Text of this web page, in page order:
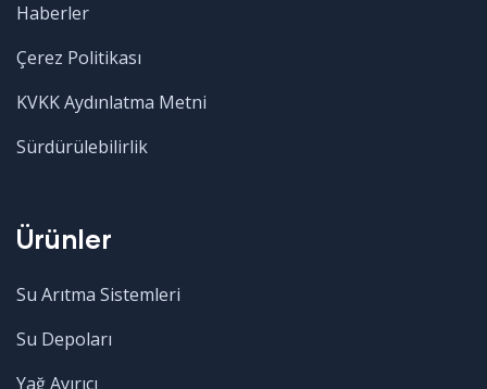
Haberler
Çerez Politikası
KVKK Aydınlatma Metni
Sürdürülebilirlik
Ürünler
Su Arıtma Sistemleri
Su Depoları
Yağ Ayırıcı